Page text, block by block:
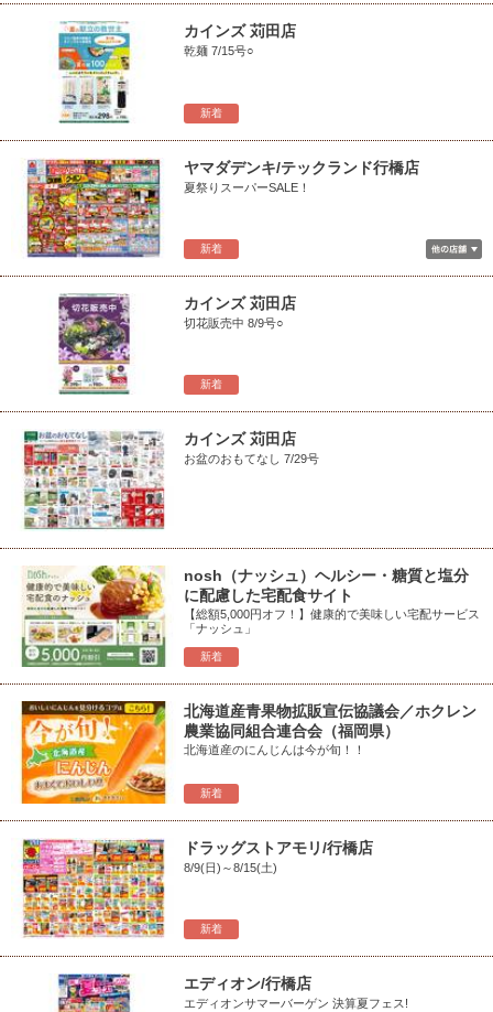
新着
カインズ 苅田店
乾麺 7/15号○
新着
ヤマダデンキ/テックランド行橋店
夏祭りスーパーSALE！
新着
カインズ 苅田店
切花販売中 8/9号○
カインズ 苅田店
お盆のおもてなし 7/29号
新着
nosh（ナッシュ）ヘルシー・糖質と塩分
に配慮した宅配食サイト
【総額5,000円オフ！】健康的で美味しい宅配サービス
「ナッシュ」
新着
北海道産青果物拡販宣伝協議会／ホクレン
農業協同組合連合会（福岡県）
北海道産のにんじんは今が旬！！
新着
ドラッグストアモリ/行橋店
8/9(日)～8/15(土)
エディオン/行橋店
エディオンサマーバーゲン 決算夏フェス!